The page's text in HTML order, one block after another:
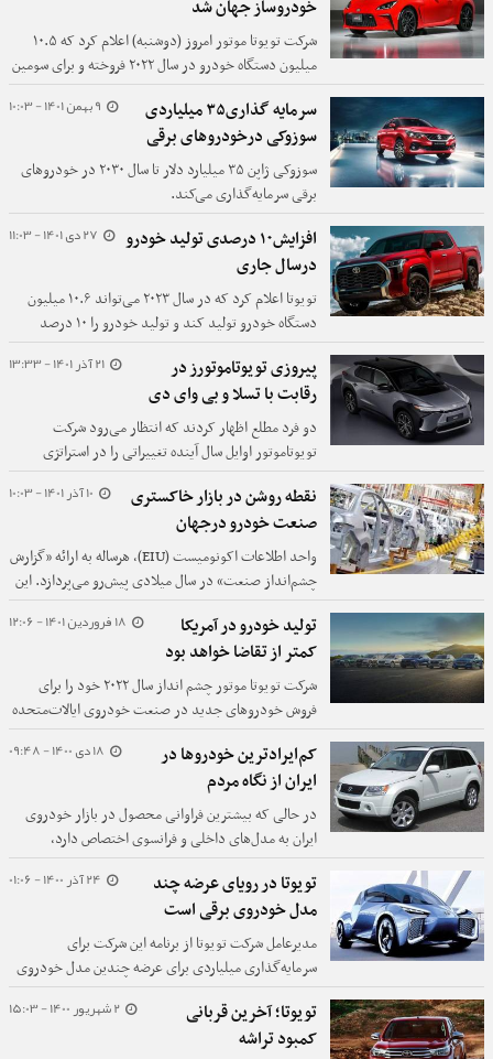
خودروساز جهان شد
شرکت تویوتا موتور امروز (دوشنبه) اعلام کرد که ۱۰.۵
میلیون دستگاه خودرو در سال ۲۰۲۲ فروخته و برای سومین
سال متوالی عنوان پرفروش‌ترین خودروساز جهان را حفظ
کرده است.
9 بهمن 1401 - 10:03
سرمایه گذاری۳۵ میلیاردی
سوزوکی درخودروهای برقی
سوزوکی ژاپن ۳۵ میلیارد دلار تا سال ۲۰۳۰ در خودروهای
برقی سرمایه‌گذاری می‌کند.
27 دی 1401 - 11:03
افزایش۱۰ درصدی تولید خودرو
درسال جاری
تویوتا اعلام کرد که در سال ۲۰۲۳ می‌تواند ۱۰.۶ میلیون
دستگاه خودرو تولید کند و تولید خودرو را ۱۰ درصد
افزایش دهد.
21 آذر 1401 - 13:33
پیروزی تویوتاموتورز در
رقابت با تسلا و بی وای دی
دو فرد مطلع اظهار کردند که انتظار می‌رود شرکت
تویوتاموتور اوایل سال آینده تغییراتی را در استراتژی
خودروی الکتریکی خود برای تولیدکنندگان کلیدی ارائه
کند زیرا در تلاش است تا شکاف قیمت و عملکرد را با
رهبران صنعت تسلا و بی‌وای‌دی کاهش دهد.
10 آذر 1401 - 10:03
نقطه روشن در بازار خاکستری
صنعت خودرو درجهان
واحد اطلاعات اکونومیست (EIU)، هرساله به ارائه «گزارش
چشم‌‌انداز صنعت» در سال میلادی پیش‌‌رو می‌‌پردازد. این
گروه مطالعاتی در تازه‌‌ترین گزارش خود از چشم‌انداز
صنعت خودرو در ۲۰۲۳ با اشاره به مشکلاتی از جمله بحران
انرژی، کاهش تقاضای جهانی و اختلال‌های زنجیره تامین،
نسبت به آسیب‌‌پذیری این صنعت هشدار می‌دهد.
18 فروردین 1401 - 12:06
تولید خودرو در آمریکا
کمتر از تقاضا خواهد بود
شرکت تویوتا موتور چشم انداز سال ۲۰۲۲ خود را برای
فروش خودروهای جدید در صنعت خودروی ایالات‌متحده
با اشاره به مشکلات زنجیره تامین ناشی از بیماری همه‌گیر
و درگیری در اوکراین کاهش داد.
18 دی 1400 - 09:48
کم‌ایرادترین خودرو‌ها در
ایران از نگاه مردم
در حالی که بیشترین فراوانی محصول در بازار خودروی
ایران به مدل‌های داخلی و فرانسوی اختصاص دارد،
گزارش‌ها از شناسایی ایراد‌های فراوان در آن‌ها توسط
مشتریان حکایت می‌کند.
24 آذر 1400 - 01:06
تویوتا در رویای عرضه چند
مدل خودروی برقی است
مدیرعامل شرکت تویوتا از برنامه این شرکت برای
سرمایه‌گذاری میلیاردی برای عرضه چندین مدل خودروی
تمام برقی خبر داد.
2 شهریور 1400 - 15:03
تویوتا؛ آخرین قربانی
کمبود تراشه